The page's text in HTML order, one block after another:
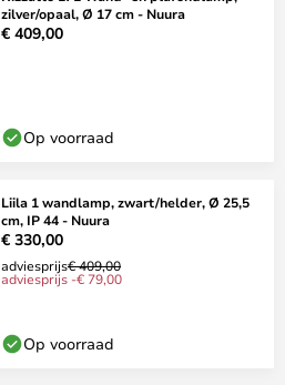
zilver/opaal, Ø 17 cm - Nuura
€ 409,00
Op voorraad
Liila 1 wandlamp, zwart/helder, Ø 25,5
cm, IP 44 - Nuura
€ 330,00
adviesprijs€ 409,00
adviesprijs -€ 79,00
Op voorraad